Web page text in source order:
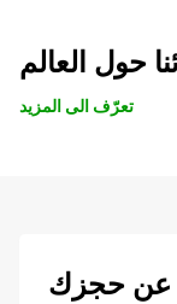
حول العالم
تعرّف الى المزيد
عن حجزك